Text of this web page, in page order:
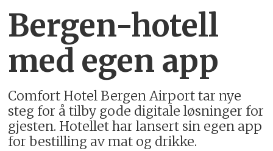
Bergen-hotell
med egen app
Comfort Hotel Bergen Airport tar nye
steg for å tilby gode digitale løsninger for
gjesten. Hotellet har lansert sin egen app
for bestilling av mat og drikke.